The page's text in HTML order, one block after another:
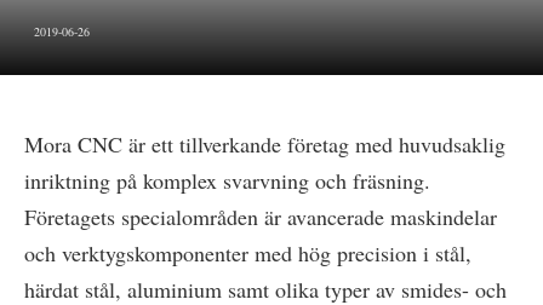
2019-06-26
Mora CNC är ett tillverkande företag med huvudsaklig
inriktning på komplex svarvning och fräsning.
Företagets specialområden är avancerade maskindelar
och verktygskomponenter med hög precision i stål,
härdat stål, aluminium samt olika typer av smides- och